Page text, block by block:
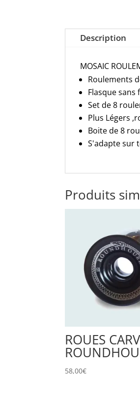
Description
MOSAIC
Roulements
Flasque
Set de 8
Plus Légers
Boite de 8
S'adapte sur
Produits
ROUES
58,00€